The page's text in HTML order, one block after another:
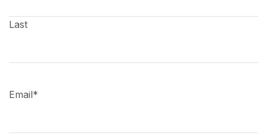
Last
Email*